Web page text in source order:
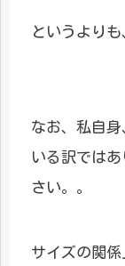
というより
なお、私自
いる訳では
さい。。
サイズの関